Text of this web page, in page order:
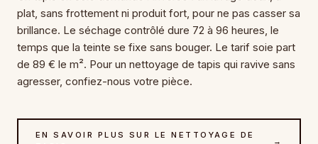
plat, sans frottement ni produit fort, pour ne pas casser sa
brillance. Le séchage contrôlé dure 72 à 96 heures, le
temps que la teinte se fixe sans bouger. Le tarif soie part
de 89 € le m². Pour un nettoyage de tapis qui ravive sans
agresser, confiez-nous votre pièce.
EN SAVOIR PLUS SUR LE NETTOYAGE DE
→